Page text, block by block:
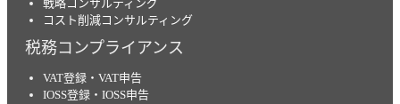
戦略コンサルティング
コスト削減コンサルティング
税務コンプライアンス
VAT登録・VAT申告
IOSS登録・IOSS申告